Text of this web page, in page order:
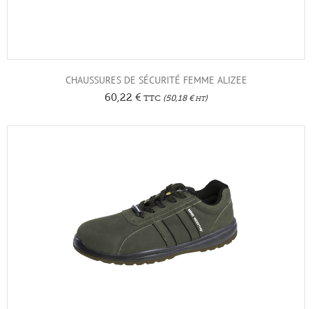
CHAUSSURES DE SÉCURITÉ FEMME ALIZEE
60,22 € TTC (50,18 €HT)